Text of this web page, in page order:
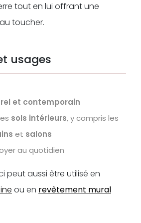
tout en lui offrant une
toucher.
usages
et contemporain
sols intérieurs, y compris les
et salons
au quotidien
peut aussi être utilisé en
ou en revêtement mural